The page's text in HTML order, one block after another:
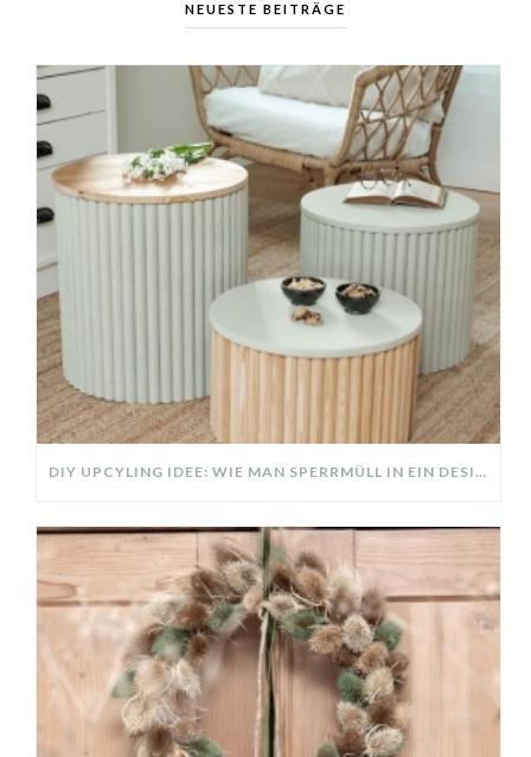
NEUESTE BEITRÄGE
DIY UPCYLING IDEE: WIE MAN SPERRMÜLL IN EIN DESIGNER TEIL VERWANDELT